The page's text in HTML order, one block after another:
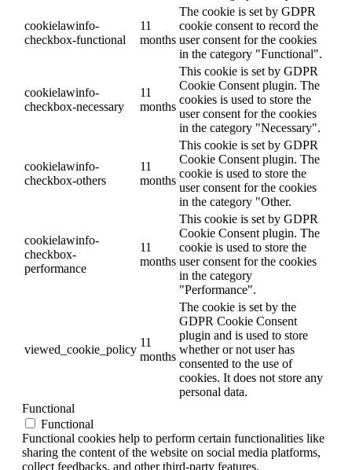
cookielawinfo-
checkbox-functional
11
months
The cookie is set by GDPR
cookie consent to record the
user consent for the cookies
in the category "Functional".
cookielawinfo-
checkbox-necessary
11
months
This cookie is set by GDPR
Cookie Consent plugin. The
cookies is used to store the
user consent for the cookies
in the category "Necessary".
cookielawinfo-
checkbox-others
11
months
This cookie is set by GDPR
Cookie Consent plugin. The
cookie is used to store the
user consent for the cookies
in the category "Other.
cookielawinfo-
checkbox-
performance
11
months
This cookie is set by GDPR
Cookie Consent plugin. The
cookie is used to store the
user consent for the cookies
in the category
"Performance".
viewed_cookie_policy
11
months
The cookie is set by the
GDPR Cookie Consent
plugin and is used to store
whether or not user has
consented to the use of
cookies. It does not store any
personal data.
Functional
Functional
Functional cookies help to perform certain functionalities like
sharing the content of the website on social media platforms,
collect feedbacks, and other third-party features.